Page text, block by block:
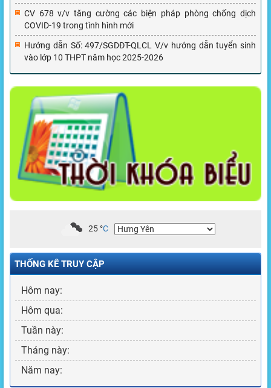
CV 678 v/v tăng cường các biện pháp phòng chống dịch
COVID-19 trong tình hình mới
Hướng dẫn Số: 497/SGDĐT-QLCL V/v hướng dẫn tuyển sinh
vào lớp 10 THPT năm học 2025-2026
25°C
THỐNG KÊ TRUY CẬP
Hôm nay:
Hôm qua:
Tuần này:
Tháng này:
Năm nay: